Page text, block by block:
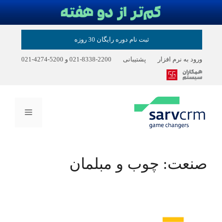
ثبت نام دوره رایگان 30 روزه
ورود به نرم افزار پشتیبانی 2200-8338-021 و 5200-4274-021
فهرست
صنعت: چوب و مبلمان